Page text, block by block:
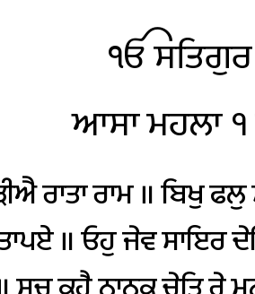
ੴਸਤਿਗੁਰ
ਆਸਾਮਹਲਾ੧
ਰਾਤਾਰਾਮ॥ਬਿਖੁਫਲੁ
॥ਓਹੁਜੇਵਸਾਇਰ